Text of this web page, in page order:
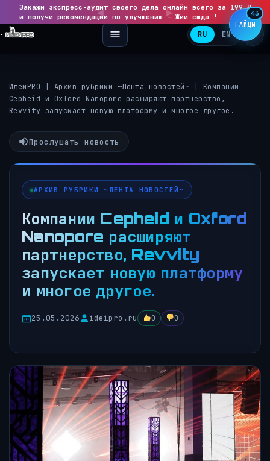
Закажи экспресс-аудит своего дела онлайн всего за 199 ₽
и получи рекомендации по улучшению - Жми сюда !
▶
RU EN
ИдеиPRO Архив рубрики ~Лента новостей~
Компании
Cepheid и Oxford Nanopore расширяют партнерство,
Revvity запускает новую платформу и многое другое.
Прослушать новость
АРХИВ РУБРИКИ ~ЛЕНТА НОВОСТЕЙ~
Компании Cepheid и Oxford
Nanopore расширяют
партнерство, Revvity
запускает новую платформу
и многое другое.
25.05.2026 ideipro.ru 0 0
ГАЙДЫ
43